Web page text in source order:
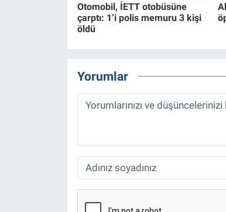
Otomobil, İETT otobüsüne
çarptı: 1’i polis memuru 3 kişi
öldü
Yorumlar